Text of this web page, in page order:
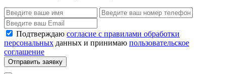
Подтверждаю согласие с правилами обработки
персональных данных и принимаю пользовательское
соглашение
Отправить заявку